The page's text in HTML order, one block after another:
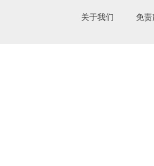
关于我们 免责